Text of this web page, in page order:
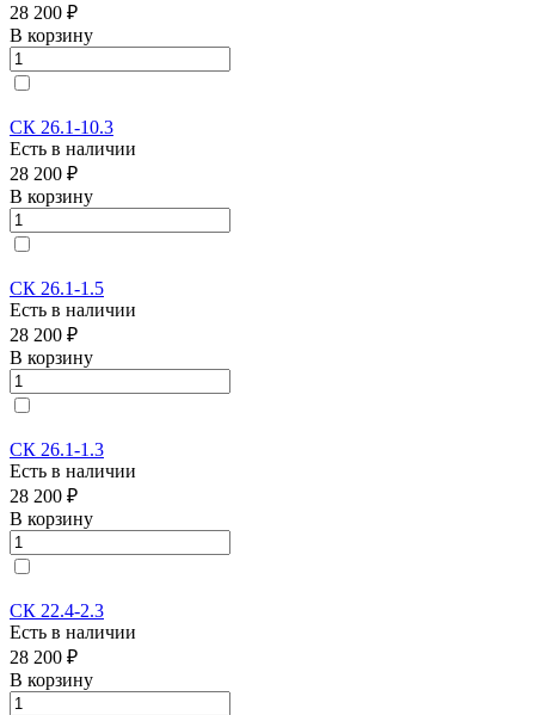
28 200 ₽
В корзину
СК 26.1-10.3
Есть в наличии
28 200 ₽
В корзину
СК 26.1-1.5
Есть в наличии
28 200 ₽
В корзину
СК 26.1-1.3
Есть в наличии
28 200 ₽
В корзину
СК 22.4-2.3
Есть в наличии
28 200 ₽
В корзину